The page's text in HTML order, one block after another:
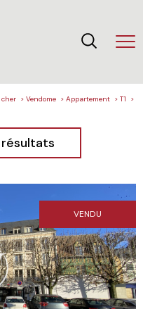
cher Vendome Appartement
T1
VENDU